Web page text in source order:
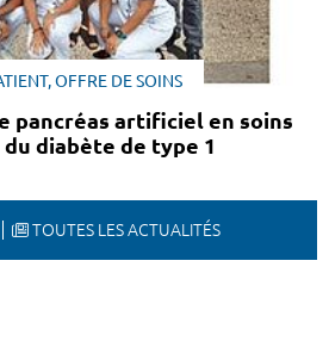
OFFRE DE SOINS
pancréas artificiel en soins
diabète de type 1
TOUTES LES ACTUALITÉS